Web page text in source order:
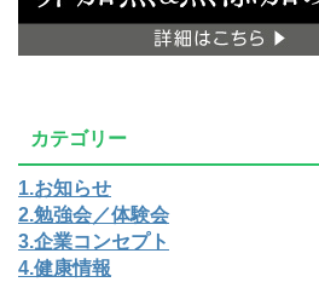
カテゴリー
1.お知らせ
2.勉強会／体験会
3.企業コンセプト
4.健康情報